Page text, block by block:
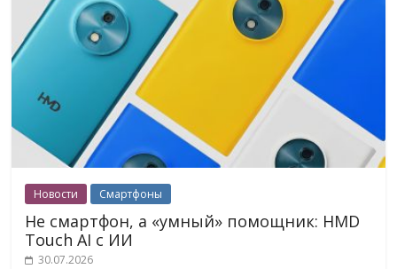
Новости Смартфоны
Не смартфон, а «умный» помощник: HMD
Touch AI с ИИ
30.07.2026